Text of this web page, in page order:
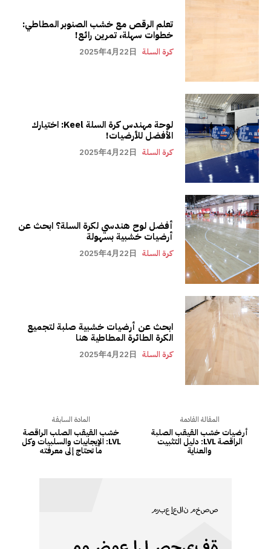
تعلم الرقص مع خشب الصنوبر المطاطي:
خطوات سهلة، تمرين رائع!
كرة السلة 2025年4月22日
لوحة مهندس كرة السلة Keel: اختيارك
الأفضل للأرضيات!
كرة السلة 2025年4月22日
أفضل لوح هندسي لكرة السلة؟ ابحث عن
أرضيات خشبية بسهولة
كرة السلة 2025年4月22日
ابحث عن أرضيات خشبية صلبة لتجميع
الكرة الطائرة المطاطية هنا
كرة السلة 2025年4月22日
المادة السابقة
خشب القيقب الصلب الراقصة
LVL: الإيجابيات والسلبيات وكل
ما تحتاج إلى معرفته
المقالة القادمة
أرضيات خشب القيقب الصلبة
الراقصة LVL: دليل التثبيت
والعناية